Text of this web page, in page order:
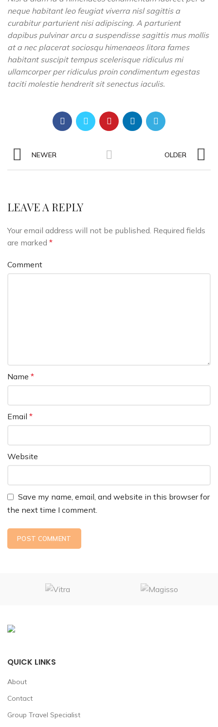
neque habitant leo feugiat viverra nisl sagittis a
curabitur parturient nisi adipiscing. A parturient
dapibus pulvinar arcu a suspendisse sagittis mus mollis
at a nec placerat sociosqu himenaeos litora fames
habitant suscipit tempus scelerisque ridiculus mi
ullamcorper per ridiculus proin condimentum egestas
taciti molestie hendrerit sit senectus iaculis.
NEWER OLDER
LEAVE A REPLY
Your email address will not be published. Required fields
are marked *
Comment
Name *
Email *
Website
Save my name, email, and website in this browser for
the next time I comment.
QUICK LINKS
About
Contact
Group Travel Specialist